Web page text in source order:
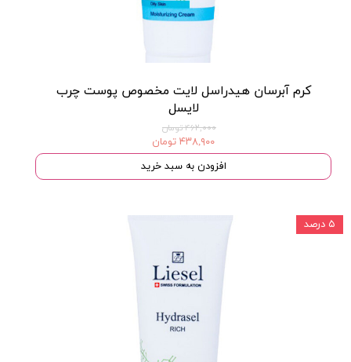
کرم آبرسان هیدراسل لایت مخصوص پوست چرب
لایسل
۴۶۲,۰۰۰ تومان
۴۳۸,۹۰۰ تومان
افزودن به سبد خرید
۵ درصد